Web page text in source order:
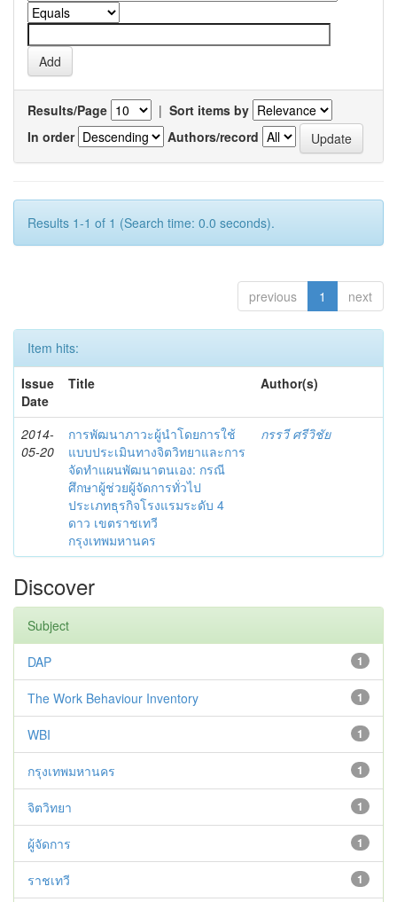
Results/Page | Sort items by
In order
Authors/record
Results 1-1 of 1 (Search time: 0.0 seconds).
previous 1 next
Item hits:
Issue
Date
Title Author(s)
2014-
05-20
การพัฒนาภาวะผู้นำโดยการใช้
แบบประเมินทางจิตวิทยาและการ
จัดทำแผนพัฒนาตนเอง: กรณี
ศึกษาผู้ช่วยผู้จัดการทั่วไป
ประเภทธุรกิจโรงแรมระดับ 4
ดาว เขตราชเทวี
กรุงเทพมหานคร
กรรวี ศรีวิชัย
Discover
Subject
1
DAP
1
The Work Behaviour Inventory
1
WBI
1
กรุงเทพมหานคร
1
จิตวิทยา
1
ผู้จัดการ
1
ราชเทวี